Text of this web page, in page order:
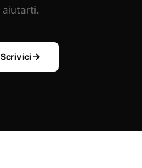
aiutarti.
Scrivici